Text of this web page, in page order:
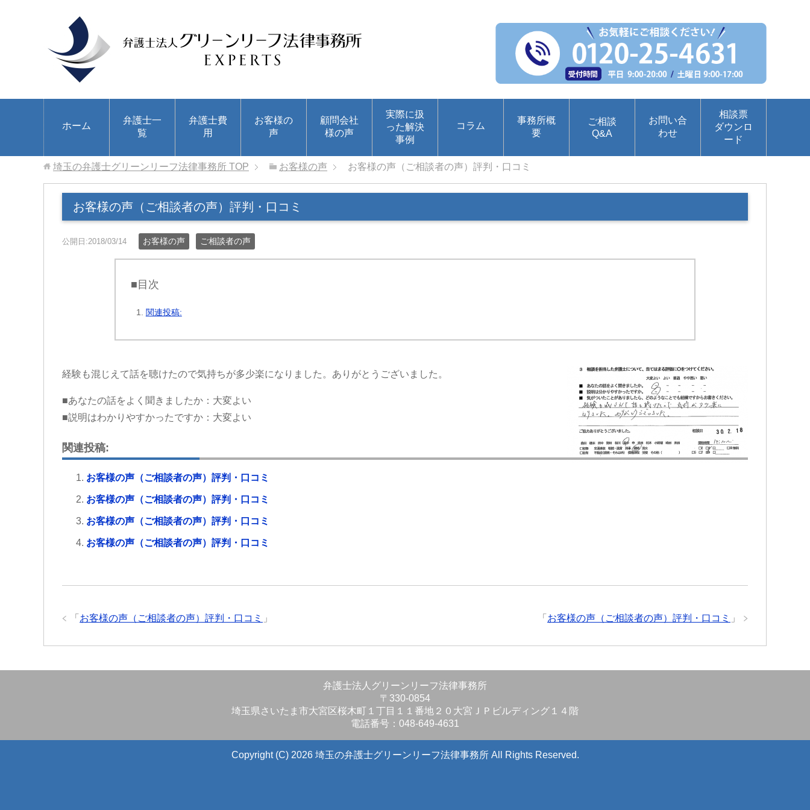
ホーム
弁護士一
覧
弁護士費
用
お客様の
声
顧問会社
様の声
実際に扱
った解決
事例
コラム
事務所概
要
ご相談
Q&A
お問い合
わせ
相談票
ダウンロ
ード
埼玉の弁護士グリーンリーフ法律事務所 TOP お客様の声 お客様の声（ご相談者の声）評判・口コミ
お客様の声（ご相談者の声）評判・口コミ
公開日:2018/03/14 お客様の声 ご相談者の声
■目次
関連投稿:
経験も混じえて話を聴けたので気持ちが多少楽になりました。ありがとうございました。
■あなたの話をよく聞きましたか：大変よい
■説明はわかりやすかったですか：大変よい
関連投稿:
お客様の声（ご相談者の声）評判・口コミ
お客様の声（ご相談者の声）評判・口コミ
お客様の声（ご相談者の声）評判・口コミ
お客様の声（ご相談者の声）評判・口コミ
「 お客様の声（ご相談者の声）評判・口コミ 」
「 お客様の声（ご相談者の声）評判・口コミ 」
弁護士法人グリーンリーフ法律事務所
〒330-0854
埼玉県さいたま市大宮区桜木町１丁目１１番地２０大宮ＪＰビルディング１４階
電話番号：048-649-4631
Copyright (C) 2026 埼玉の弁護士グリーンリーフ法律事務所 All Rights Reserved.